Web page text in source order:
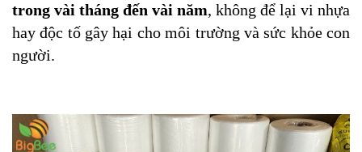
trong vài tháng đến vài năm, không để lại vi nhựa
hay độc tố gây hại cho môi trường và sức khỏe con
người.